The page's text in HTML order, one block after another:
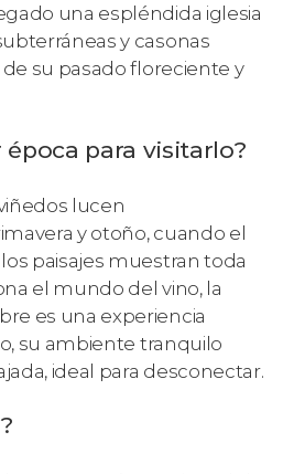
una espléndida iglesia
y casonas
su pasado floreciente y
época para visitarlo?
lucen
y otoño, cuando el
paisajes muestran toda
el mundo del vino, la
es una experiencia
su ambiente tranquilo
ideal para desconectar.